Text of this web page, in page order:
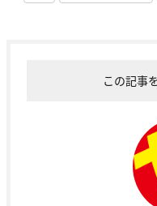
この記事